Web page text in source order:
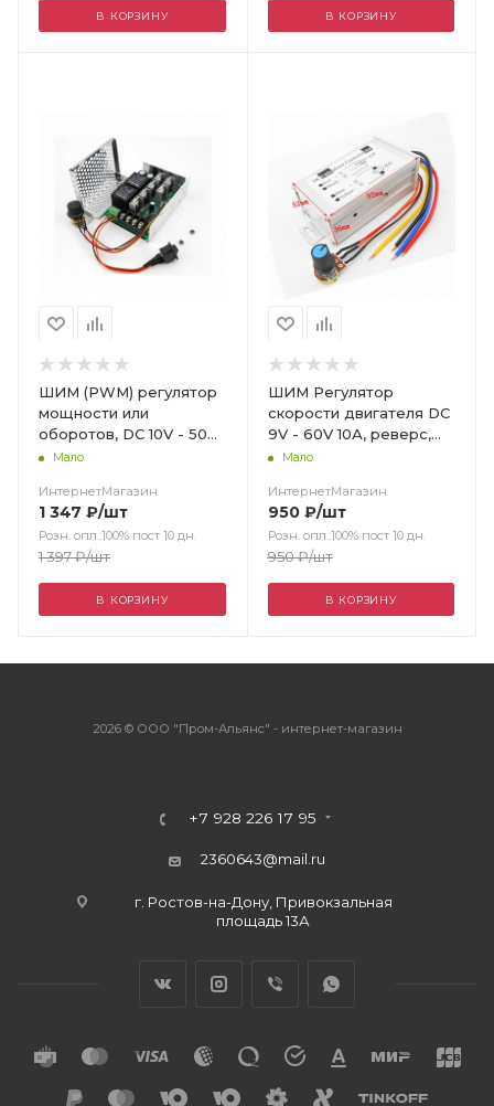
В КОРЗИНУ В КОРЗИНУ
ШИМ (PWM) регулятор
мощности или
оборотов, DC 10V - 50V
40А, реверс
Мало
ИнтернетМагазин
1 347 ₽/шт
Розн. опл.:100% пост 10 дн.
1 397₽/шт
В КОРЗИНУ
ШИМ Регулятор
скорости двигателя DC
9V - 60V 10А, реверс,
300W
Мало
ИнтернетМагазин
950₽/шт
Розн. опл.:100% пост 10 дн.
950₽/шт
В КОРЗИНУ
2026 © ООО "Пром-Альянс" - интернет-магазин
+7 928 226 17 95
2360643@mail.ru
г. Ростов-на-Дону, Привокзальная
площадь 13А